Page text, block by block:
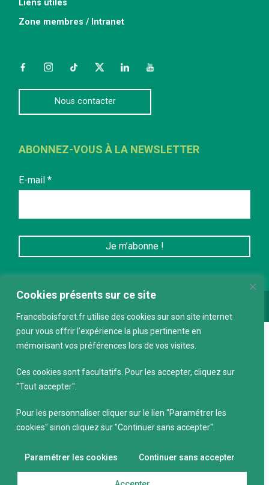
Cookies présents sur ce site
Franceboisforet.fr utilise des cookies sur son site internet
pour vous offrir l’expérience la plus pertinente en
mémorisant vos préférences lors de vos visites.
Ces cookies sont facultatifs. Pour les accepter, cliquez sur
"Tout accepter".
Pour les personnaliser cliquer sur le lien "Paramétrer les
cookies" sinon cliquez sur "Continuer sans accepter".
Paramétrer les cookies Continuer sans accepter
Liens utiles
Zone membres / Intranet
FacebookInstagramTikTokTwitterLinkedInYouTube
Nous contacter
ABONNEZ-VOUS À LA NEWSLETTER
E-mail *